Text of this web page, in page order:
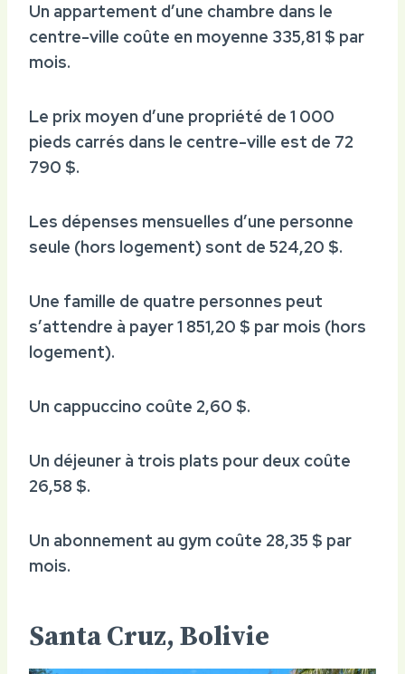
Un appartement d’une chambre dans le
centre-ville coûte en moyenne 335,81 $ par
mois.
Le prix moyen d’une propriété de 1 000
pieds carrés dans le centre-ville est de 72
790 $.
Les dépenses mensuelles d’une personne
seule (hors logement) sont de 524,20 $.
Une famille de quatre personnes peut
s’attendre à payer 1 851,20 $ par mois (hors
logement).
Un cappuccino coûte 2,60 $.
Un déjeuner à trois plats pour deux coûte
26,58 $.
Un abonnement au gym coûte 28,35 $ par
mois.
Santa Cruz, Bolivie